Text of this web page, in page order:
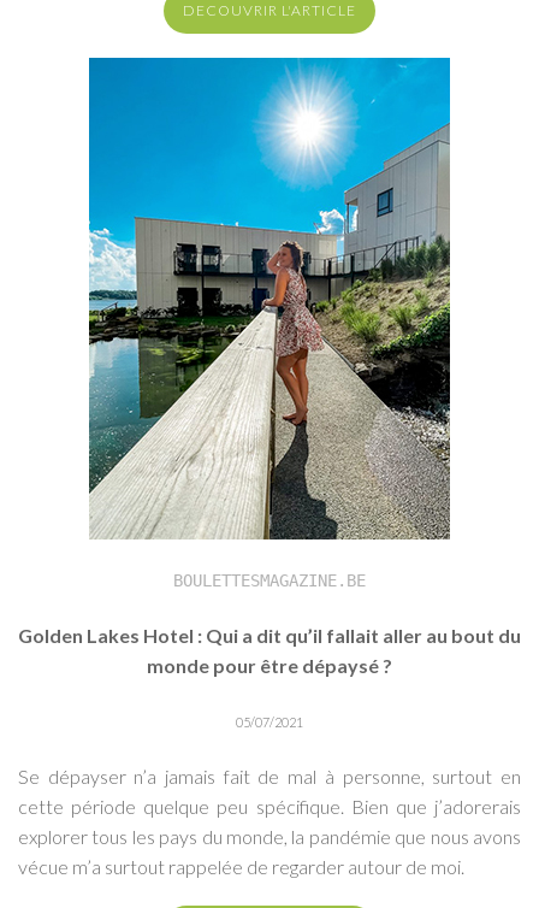
DECOUVRIR L'ARTICLE
BOULETTESMAGAZINE.BE
Golden Lakes Hotel : Qui a dit qu’il fallait aller au bout du
monde pour être dépaysé ?
05/07/2021
Se dépayser n’a jamais fait de mal à personne, surtout en
cette période quelque peu spécifique. Bien que j’adorerais
explorer tous les pays du monde, la pandémie que nous avons
vécue m’a surtout rappelée de regarder autour de moi.